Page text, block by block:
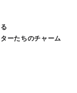
ーたちのチャーム